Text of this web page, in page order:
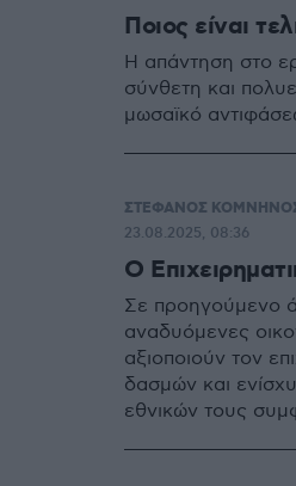
Ποιος είναι
Η απάντηση στο
σύνθετη και
μωσαϊκό
ΣΤΕΦΑΝΟΣ
Ο
Σε προηγούμενο
αναδυόμενες
αξιοποιούν τον
δασμών και
εθνικών τους
23.08.2025, 08:36